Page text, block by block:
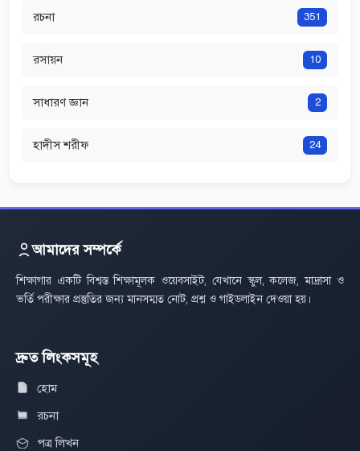
রচনা 351
রসায়ন 10
সাধারণ জ্ঞান 2
হাদীস শরীফ 24
আমাদের সম্পর্কে
শিক্ষাগার একটি বিশ্বস্ত শিক্ষামূলক ওয়েবসাইট, যেখানে স্কুল, কলেজ, মাদ্রাসা ও
ভর্তি পরীক্ষার প্রস্তুতির জন্য মানসম্মত নোট, প্রশ্ন ও গাইডলাইন দেওয়া হয়।
দ্রুত লিংকসমূহ
হোম
রচনা
পত্র লিখন